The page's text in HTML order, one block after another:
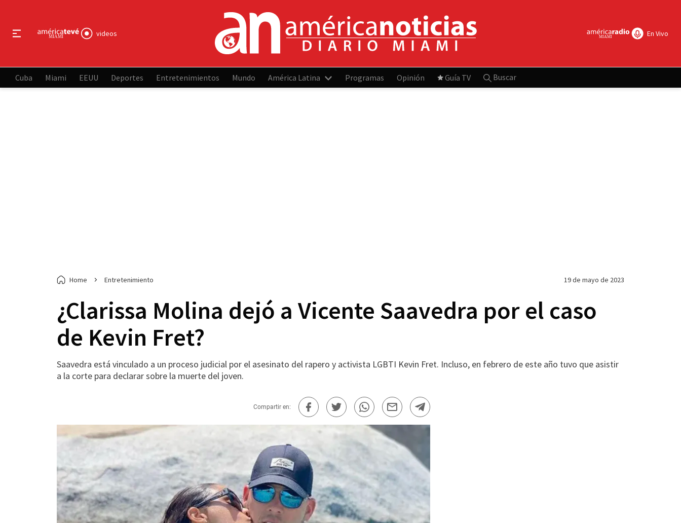
videos En Vivo
Cuba Miami EEUU Deportes Entretenimientos Mundo América Latina Programas Opinión Guía TV Buscar
Home Entretenimiento 19 de mayo de 2023
¿Clarissa Molina dejó a Vicente Saavedra por el caso
de Kevin Fret?
Saavedra está vinculado a un proceso judicial por el asesinato del rapero y activista LGBTI Kevin Fret. Incluso, en febrero de este año tuvo que asistir
a la corte para declarar sobre la muerte del joven.
Compartir en: